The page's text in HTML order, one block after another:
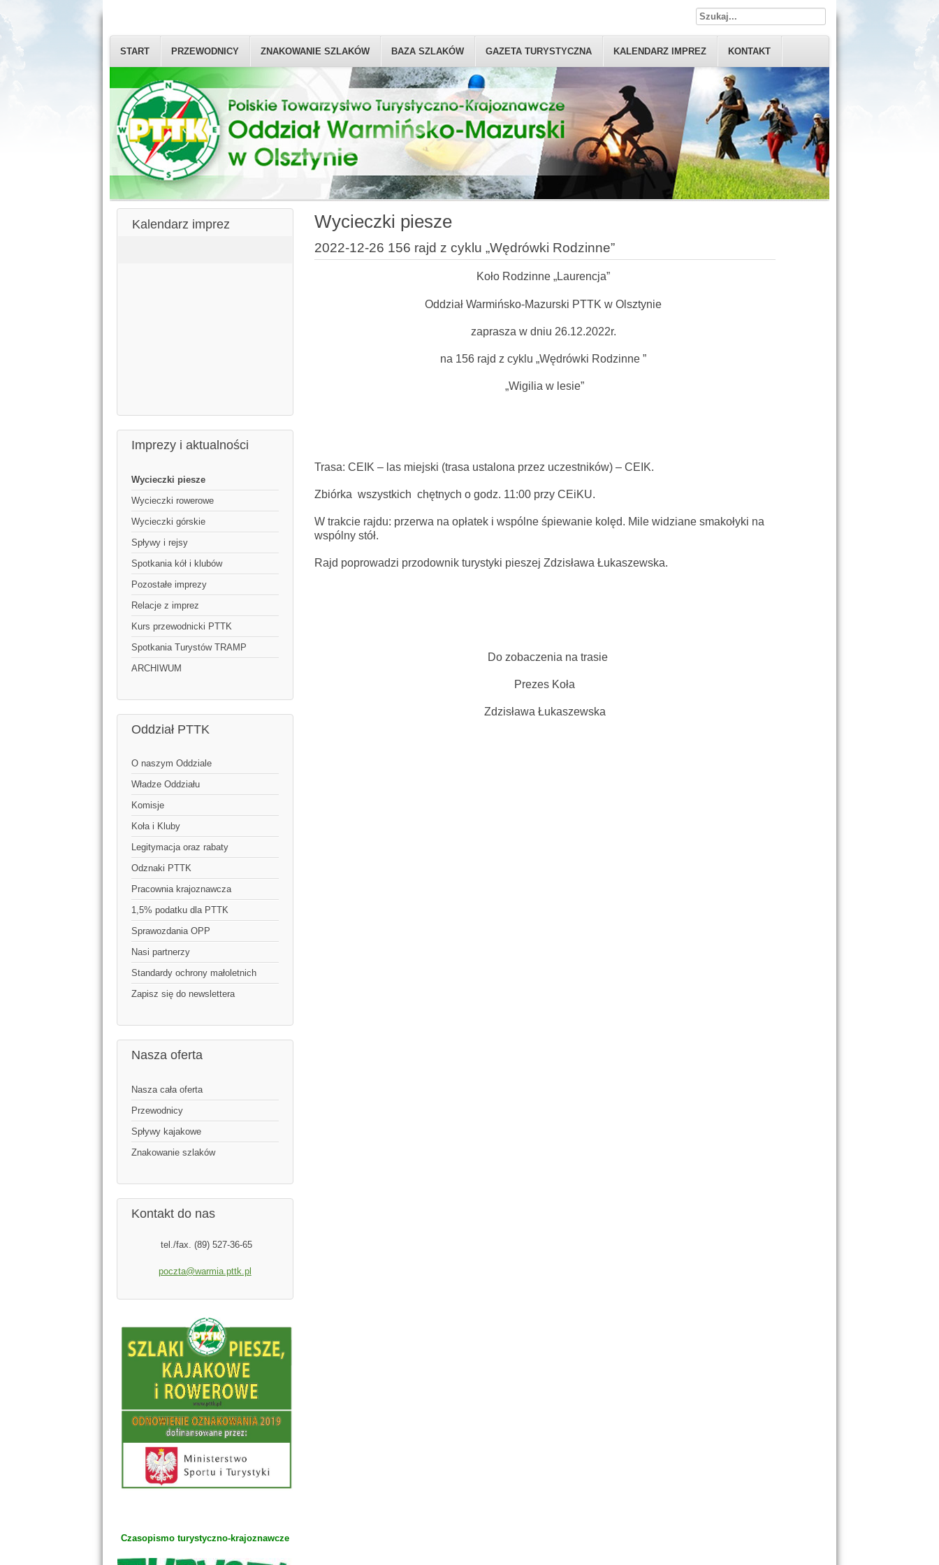
START PRZEWODNICY ZNAKOWANIE SZLAKÓW BAZA SZLAKÓW GAZETA TURYSTYCZNA KALENDARZ IMPREZ KONTAKT
Kalendarz imprez
Imprezy i aktualności
Wycieczki piesze
Wycieczki rowerowe
Wycieczki górskie
Spływy i rejsy
Spotkania kół i klubów
Pozostałe imprezy
Relacje z imprez
Kurs przewodnicki PTTK
Spotkania Turystów TRAMP
ARCHIWUM
Oddział PTTK
O naszym Oddziale
Władze Oddziału
Komisje
Koła i Kluby
Legitymacja oraz rabaty
Odznaki PTTK
Pracownia krajoznawcza
1,5% podatku dla PTTK
Sprawozdania OPP
Nasi partnerzy
Standardy ochrony małoletnich
Zapisz się do newslettera
Nasza oferta
Nasza cała oferta
Przewodnicy
Spływy kajakowe
Znakowanie szlaków
Kontakt do nas
tel./fax. (89) 527-36-65
poczta@warmia.pttk.pl
Czasopismo turystyczno-krajoznawcze
Wycieczki piesze
2022-12-26 156 rajd z cyklu „Wędrówki Rodzinne”
Koło Rodzinne „Laurencja”
Oddział Warmińsko-Mazurski PTTK w Olsztynie
zaprasza w dniu 26.12.2022r.
na 156 rajd z cyklu „Wędrówki Rodzinne ”
„Wigilia w lesie”
Trasa: CEIK – las miejski (trasa ustalona przez uczestników) – CEIK.
Zbiórka wszystkich chętnych o godz. 11:00 przy CEiKU.
W trakcie rajdu: przerwa na opłatek i wspólne śpiewanie kolęd. Mile widziane smakołyki na
wspólny stół.
Rajd poprowadzi przodownik turystyki pieszej Zdzisława Łukaszewska.
Do zobaczenia na trasie
Prezes Koła
Zdzisława Łukaszewska